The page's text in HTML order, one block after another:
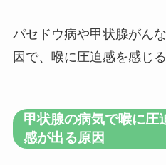
パセドウ病や甲状腺がん
因で、喉に圧迫感を感じ
甲状腺の病気で喉に圧
感が出る原因